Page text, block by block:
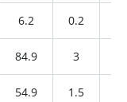
6.2 0.2
84.9 3
54.9 1.5